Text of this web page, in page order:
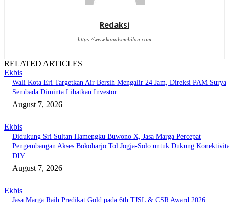
Redaksi
https://www.kanalsembilan.com
RELATED ARTICLES
Ekbis
Wali Kota Eri Targetkan Air Bersih Mengalir 24 Jam, Direksi PAM Surya
Sembada Diminta Libatkan Investor
August 7, 2026
Ekbis
Didukung Sri Sultan Hamengku Buwono X, Jasa Marga Percepat
Pengembangan Akses Bokoharjo Tol Jogja-Solo untuk Dukung
DIY
August 7, 2026
Ekbis
Jasa Marga Raih Predikat Gold pada 6th TJSL & CSR Award 2026